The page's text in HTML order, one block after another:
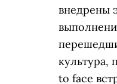
внедрены
культура,
to face